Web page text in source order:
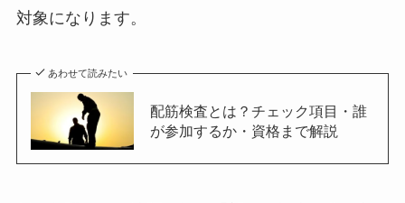
対象になります。
あわせて読みたい
配筋検査とは？チェック項目・誰
が参加するか・資格まで解説